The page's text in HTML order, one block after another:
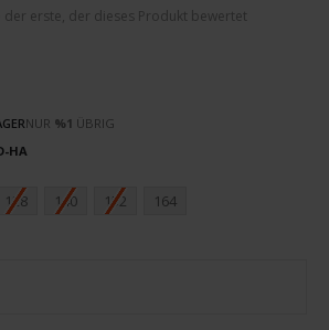
der erste, der dieses Produkt bewertet
NUR %1 ÜBRIG
HA
128 140 152
164